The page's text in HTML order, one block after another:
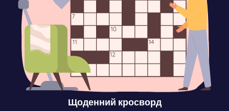
Щоденний кросворд